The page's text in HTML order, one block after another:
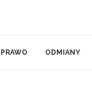
PRAWO ODMIANY